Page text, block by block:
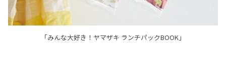
「みんな大好き！ヤマザキ ランチパックBOOK」